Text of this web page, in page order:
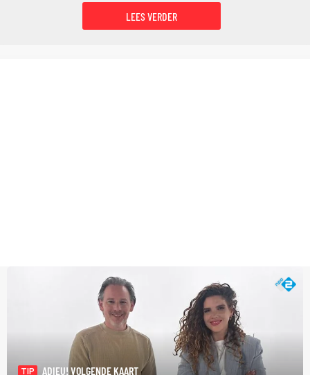
LEES VERDER
TIP ADIEU! VOLGENDE KAART